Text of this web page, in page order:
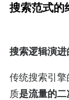
搜索范式的
搜索逻辑演
传统搜索引
质是流量的